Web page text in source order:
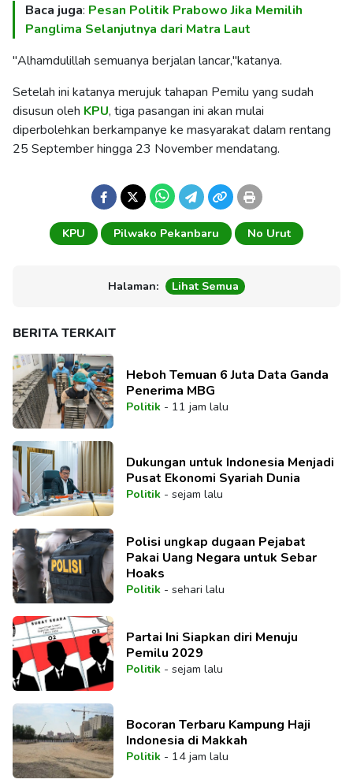
Baca juga: Pesan Politik Prabowo Jika Memilih
Panglima Selanjutnya dari Matra Laut
"Alhamdulillah semuanya berjalan lancar,"katanya.
Setelah ini katanya merujuk tahapan Pemilu yang sudah
disusun oleh KPU, tiga pasangan ini akan mulai
diperbolehkan berkampanye ke masyarakat dalam rentang
25 September hingga 23 November mendatang.
KPU Pilwako Pekanbaru No Urut
Halaman: Lihat Semua
BERITA TERKAIT
Heboh Temuan 6 Juta Data Ganda
Penerima MBG
Politik- 11 jam lalu
Dukungan untuk Indonesia Menjadi
Pusat Ekonomi Syariah Dunia
Politik- sejam lalu
Polisi ungkap dugaan Pejabat
Pakai Uang Negara untuk Sebar
Hoaks
Politik- sehari lalu
Partai Ini Siapkan diri Menuju
Pemilu 2029
Politik- sejam lalu
Bocoran Terbaru Kampung Haji
Indonesia di Makkah
Politik- 14 jam lalu